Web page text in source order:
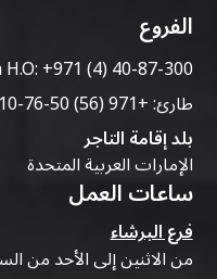
الفروع
+971 (4) 40-87-300
طارئ:+971 (56) 50-76-010
بلد إقامة التاجر
الإمارات العربية المتحدة
ساعات العمل
فرع البرشاء
من الاثنين إلى الأحد من الساعة 9:00 صباحًا حتى